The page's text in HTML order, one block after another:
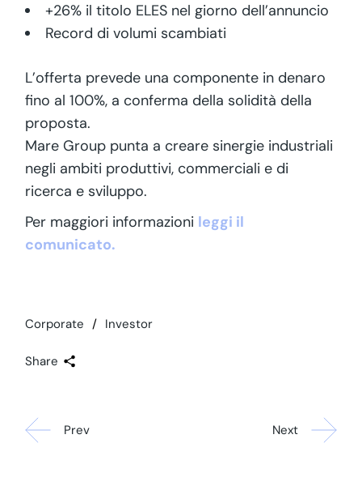
+26% il titolo ELES nel giorno dell’annuncio
Record di volumi scambiati
L’offerta prevede una componente in denaro
fino al 100%, a conferma della solidità della
proposta.
Mare Group punta a creare sinergie industriali
negli ambiti produttivi, commerciali e di
ricerca e sviluppo.
Per maggiori informazioni leggi il
comunicato.
Corporate Investor
Share
Prev Next